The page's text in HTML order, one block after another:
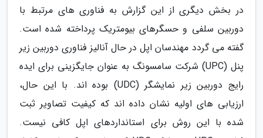
در بخش دیگری از این گزارش به فناوری های مرتبط با
دوربین سلفی و حسگرهای بیومتریک پرداخته شده است.
گفته می گردد مهندسان اپل در حال آنالیز فناوری دوربین زیر
پنل (UPC) شرکت سامسونگ به عنوان جایگزینی برای ایده
رایج دوربین زیر نمایشگر (UDC) بوده اند. با این حال،
ارزیابی های اولیه نشان داده اند که کیفیت تصاویر ثبت
شده با این روش برای استانداردهای اپل کافی نیست.